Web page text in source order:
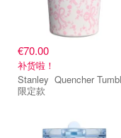
€70.00
补货啦！
Stanley Quencher Tumbler 0.89L
限定款